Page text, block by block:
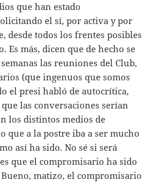
que han estado
el sí, por activa y por
desde todos los frentes posibles
Es más, dicen que de hecho se
las reuniones del Club,
(que ingenuos que somos
el presi habló de autocrítica,
las conversaciones serían
los distintos medios de
que a la postre iba a ser mucho
así ha sido. No sé si será
que el compromisario ha sido
matizo, el compromisario